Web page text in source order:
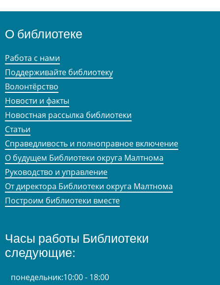
О библиотеке
Работа с нами
Поддерживайте библиотеку
Волонтёрство
Новости и факты
Новостная рассылка библиотеки
Статьи
Справедливость и полноправное включение
О будущем Библиотеки округа Малтнома
Руководство и управление
От директора Библиотеки округа Малтнома
Построим библиотеки вместе
Часы работы Библиотеки
следующие:
понедельник:10:00 - 18:00